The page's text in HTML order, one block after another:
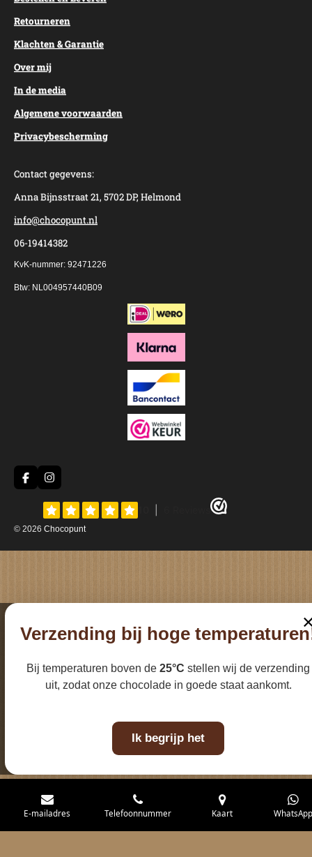
Retourneren
Klachten & Garantie
Over mij
In de media
Algemene voorwaarden
Privacybescherming
Contact gegevens:
Anna Bijnsstraat 21, 5702 DP, Helmond
info@chocopunt.nl
06-19414382
KvK-nummer: 92471226
Btw: NL004957440B09
F
a
b
o
I
n
s
t
a
g
© 2026 Chocopunt
E-mailadres Telefoonnummer Kaart WhatsApp
Verzending bij hoge
Bij temperaturen boven de 25°C stellen wij de verzending
uit, zodat onze chocolade in goede staat aankomt.
Ik begrijp het